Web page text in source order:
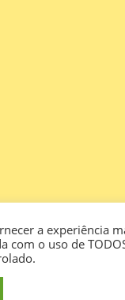
a experiência
com o uso de